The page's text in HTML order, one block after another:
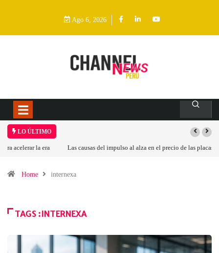
Ago 6, 2026
LO ÚLTIMO
Las causas del impulso al alza en el precio de las placas base
Home internexa
TAGS :INTERNEXA